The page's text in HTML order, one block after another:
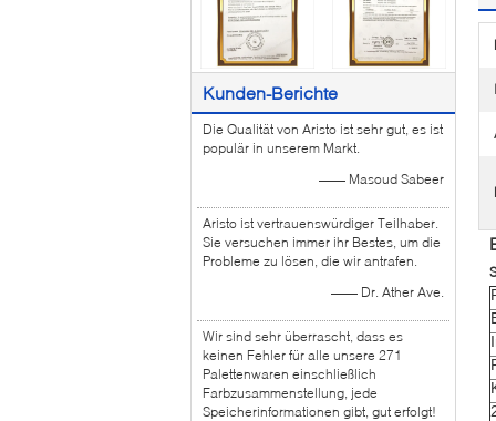
Kunden-Berichte
Die Qualität von Aristo ist sehr gut, es ist
populär in unserem Markt.
—— Masoud Sabeer
Aristo ist vertrauenswürdiger Teilhaber.
Sie versuchen immer ihr Bestes, um die
Probleme zu lösen, die wir antrafen.
—— Dr. Ather Ave.
Wir sind sehr überrascht, dass es
keinen Fehler für alle unsere 271
Palettenwaren einschließlich
Farbzusammenstellung, jede
Speicherinformationen gibt, gut erfolgt!